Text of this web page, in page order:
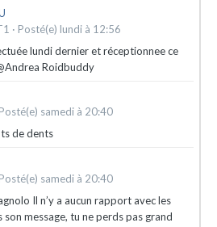
· Posté(e) lundi à 12:56
lundi dernier et réceptionnee ce
Roidbuddy
Posté(e) samedi à 20:40
de dents
Posté(e) samedi à 20:40
Il n’y a aucun rapport avec les
son message, tu ne perds pas grand